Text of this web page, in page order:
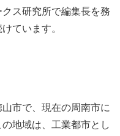
ス研究所で編集長を務
ています。
市で、現在の周南市に
地域は、工業都市とし